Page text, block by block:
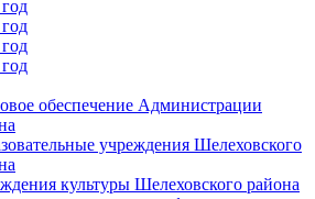
обеспечение Администрации
учреждения Шелеховского
культуры Шелеховского района